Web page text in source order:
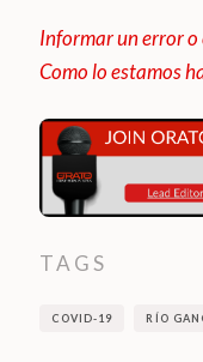
Informar un error
Como lo estamos
TAGS
COVID-19 RÍO